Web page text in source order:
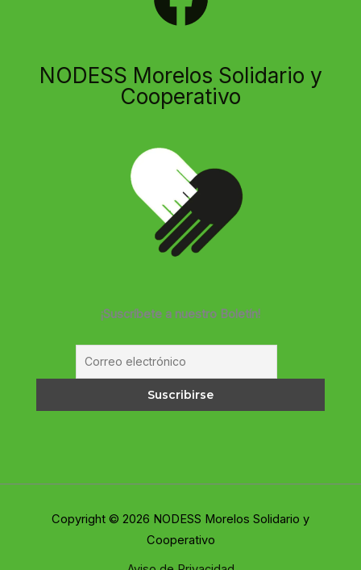
NODESS Morelos Solidario y
Cooperativo
¡Suscríbete a nuestro Boletín!
Copyright © 2026 NODESS Morelos Solidario y
Cooperativo